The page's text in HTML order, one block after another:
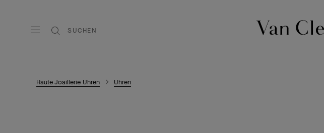
SUCHEN
Haute Joaillerie Uhren Uhren